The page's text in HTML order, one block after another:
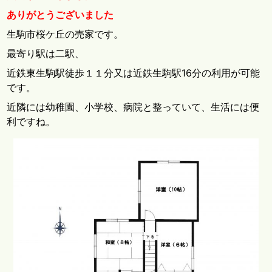
ありがとうございました
生駒市桜ケ丘の売家です。
最寄り駅は二駅、
近鉄東生駒駅徒歩１１分又は近鉄生駒駅16分の利用が可能
です。
近隣には幼稚園、小学校、病院と整っていて、生活には便
利ですね。